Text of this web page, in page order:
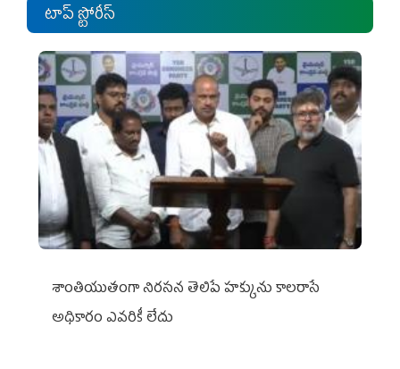
టాప్ స్టోరీస్
శాంతియుతంగా నిరసన తెలిపే హక్కును కాలరాసే
అధికారం ఎవరికీ లేదు